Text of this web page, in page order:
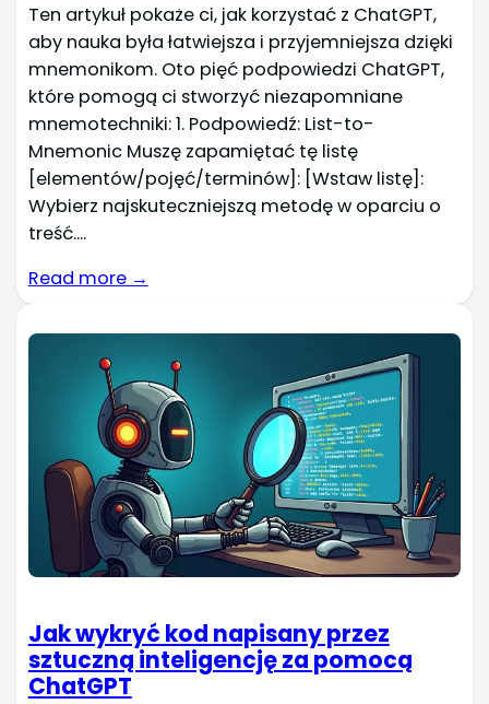
Ten artykuł pokaże ci, jak korzystać z ChatGPT,
aby nauka była łatwiejsza i przyjemniejsza dzięki
mnemonikom. Oto pięć podpowiedzi ChatGPT,
które pomogą ci stworzyć niezapomniane
mnemotechniki: 1. Podpowiedź: List-to-
Mnemonic Muszę zapamiętać tę listę
[elementów/pojęć/terminów]: [Wstaw listę]:
Wybierz najskuteczniejszą metodę w oparciu o
treść....
Read more →
Jak wykryć kod napisany przez
sztuczną inteligencję za pomocą
ChatGPT